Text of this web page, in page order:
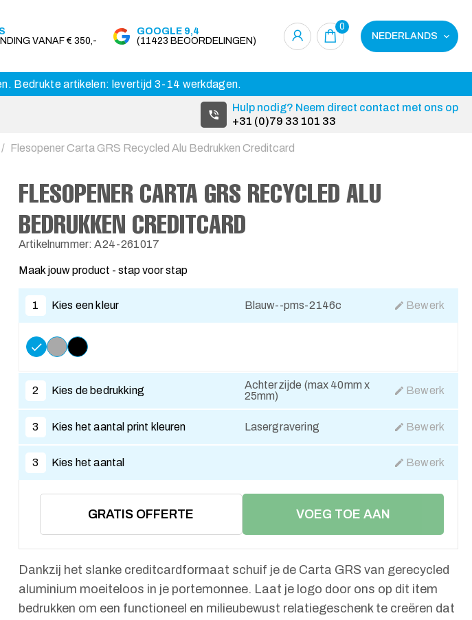
VANAF € 350,-
GOOGLE 9,4
(11423 BEOORDELINGEN)
0
NEDERLANDS
Bedrukte artikelen: levertijd 3-14 werkdagen.
Hulp nodig? Neem direct contact met ons op
+31 (0)79 33 101 33
Flesopener Carta GRS Recycled Alu Bedrukken Creditcard
FLESOPENER CARTA GRS RECYCLED ALU
BEDRUKKEN CREDITCARD
Artikelnummer: A24-261017
Maak jouw product - stap voor stap
1 Kies een kleur Blauw--pms-2146c Bewerk
2 Kies de bedrukking
Achterzijde (max 40mm x
25mm)
Bewerk
3 Kies het aantal print kleuren Lasergravering Bewerk
3 Kies het aantal Bewerk
GRATIS OFFERTE VOEG TOE AAN
Dankzij het slanke creditcardformaat schuif je de Carta GRS van gerecycled
aluminium moeiteloos in je portemonnee. Laat je logo door ons op dit item
bedrukken om een functioneel en milieubewust relatiegeschenk te creëren dat